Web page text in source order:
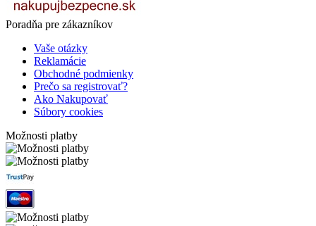
Poradňa pre zákazníkov
Vaše otázky
Reklamácie
Obchodné podmienky
Prečo sa registrovať?
Ako Nakupovať
Súbory cookies
Možnosti platby